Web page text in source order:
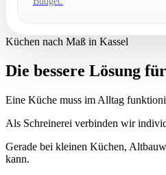
Küchen nach Maß in Kassel
Die bessere Lösung
Eine Küche muss im Alltag
Als Schreinerei verbinden wir
Gerade bei kleinen Küchen,
kann.